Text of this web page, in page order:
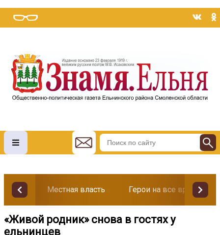
Местная власть Герои на все времена
«Живой родник» снова в гостях у
ельнинцев